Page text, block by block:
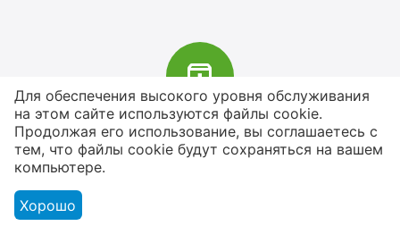
В наличии более 4000 наименований
товаров
От расходников до сценического
Для обеспечения высокого уровня обслуживания
на этом сайте используются файлы cookie.
Продолжая его использование, вы соглашаетесь с
тем, что файлы cookie будут сохраняться на вашем
компьютере.
Хорошо